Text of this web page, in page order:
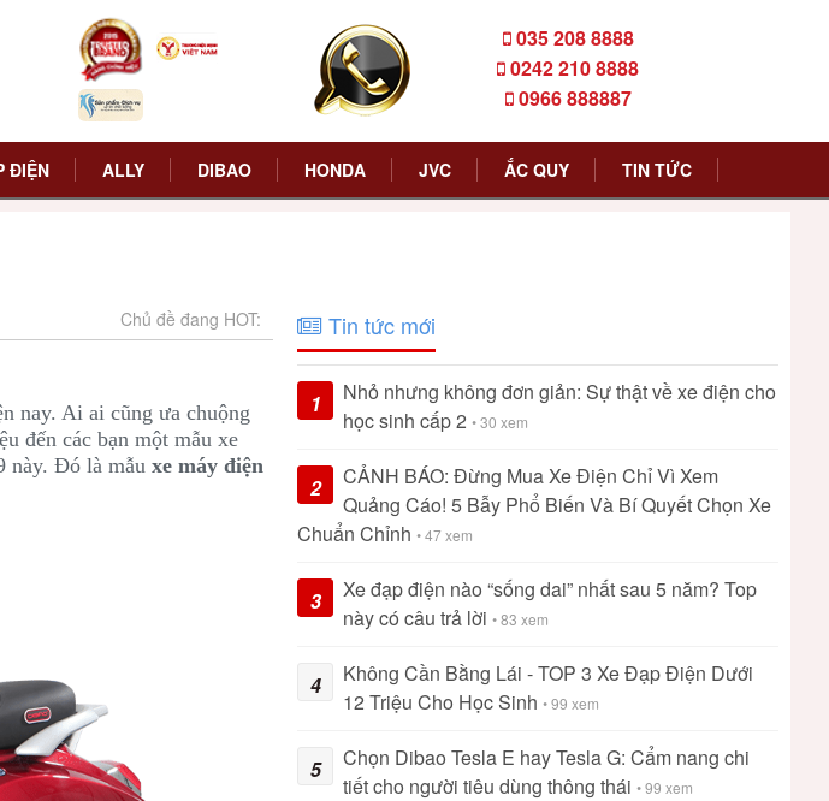
035 208 8888
0242 210 8888
0966 888887
ĐIỆN ALLY DIBAO HONDA JVC ẮC QUY TIN TỨC
Chủ đề đang HOT:
nay. Ai ai cũng ưa chuộng
đến các bạn một mẫu xe
này. Đó là mẫu xe máy điện
Tin tức mới
1
Nhỏ nhưng không đơn giản: Sự thật về xe điện cho
học sinh cấp 2 • 30 xem
2
CẢNH BÁO: Đừng Mua Xe Điện Chỉ Vì Xem
Quảng Cáo! 5 Bẫy Phổ Biến Và Bí Quyết Chọn Xe
Chuẩn Chỉnh • 47 xem
3
Xe đạp điện nào “sống dai” nhất sau 5 năm? Top
này có câu trả lời • 83 xem
4
Không Cần Bằng Lái - TOP 3 Xe Đạp Điện Dưới
12 Triệu Cho Học Sinh • 99 xem
5
Chọn Dibao Tesla E hay Tesla G: Cẩm nang chi
tiết cho người tiêu dùng thông thái • 99 xem